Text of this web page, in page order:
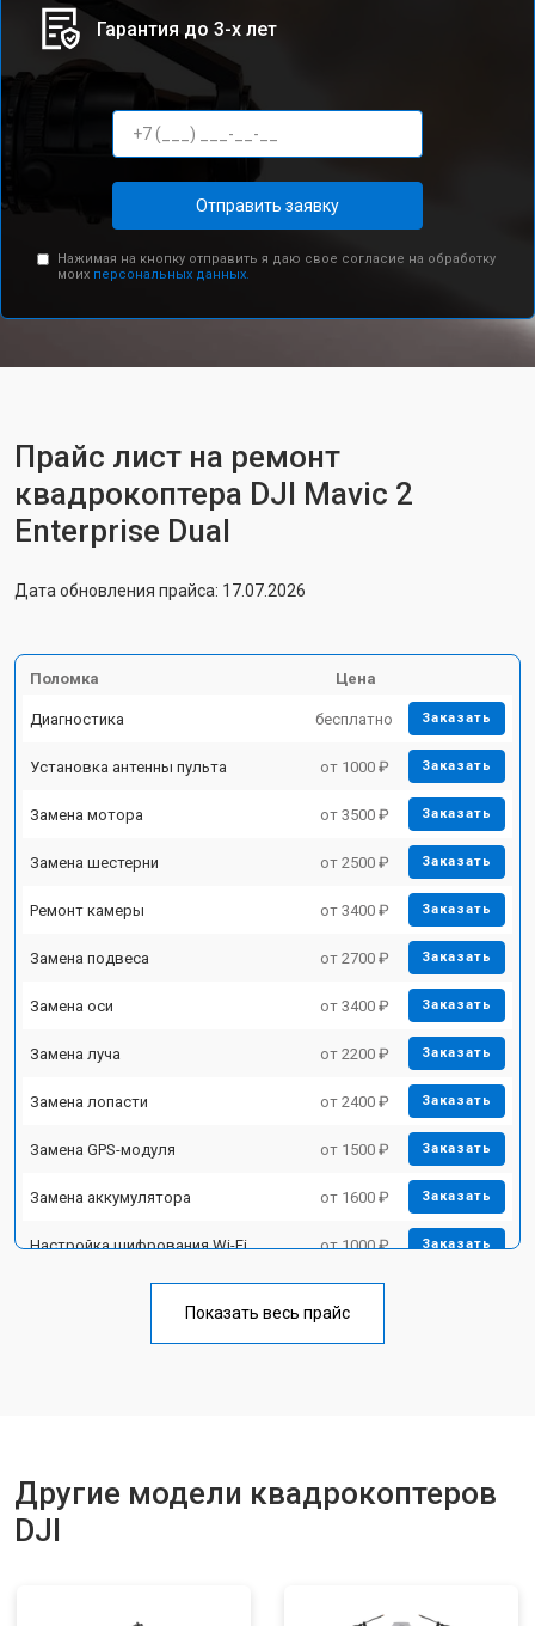
Гарантия до 3-х лет
Отправить заявку
Нажимая на кнопку отправить я даю свое согласие на обработку
моих персональных данных.
Прайс лист на ремонт
квадрокоптера DJI Mavic 2
Enterprise Dual
Дата обновления прайса: 17.07.2026
Поломка Цена
Диагностика бесплатно Заказать
Установка антенны пульта от 1000 ₽ Заказать
Замена мотора от 3500 ₽ Заказать
Замена шестерни от 2500 ₽ Заказать
Ремонт камеры от 3400 ₽ Заказать
Замена подвеса от 2700 ₽ Заказать
Замена оси от 3400 ₽ Заказать
Замена луча от 2200 ₽ Заказать
Замена лопасти от 2400 ₽ Заказать
Замена GPS-модуля от 1500 ₽ Заказать
Замена аккумулятора от 1600 ₽ Заказать
Настройка шифрования Wi-Fi от 1000 ₽ Заказать
Замена материнской платы от 2800 ₽
Показать весь прайс
Другие модели квадрокоптеров
DJI